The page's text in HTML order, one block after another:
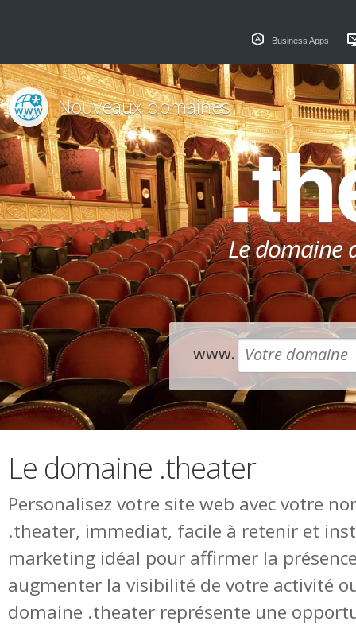
Business Apps
Le domaine
Nouveaux domaines
www.
Le domaine .theater
Personalisez votre site web avec votre
.theater, immediat, facile à retenir et
marketing idéal pour affirmer la
augmenter la visibilité de votre activité
domaine .theater représente une